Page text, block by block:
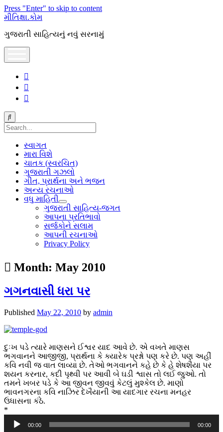
Press "Enter" to skip to content
મીતિક્ષા.કોમ
ગુજરાતી સાહિત્યનું નવું સરનામું
Search
સ્વાગત
મારા વિશે
ચાતક (સ્વરચિત)
ગુજરાતી ગઝલો
ગીત, પ્રાર્થના અને ભજન
અન્ય રચનાઓ
વધુ માહિતી
open
dropdown
menu
ગુજરાતી સાહિત્ય-જગત
આપના પ્રતિભાવો
સર્જકોને સલામ
આપની રચનાઓ
Privacy Policy
Month: May 2010
ગગનવાસી ધરા પર
Published May 22, 2010 by admin
દુઃખ પડે ત્યારે માણસને ઈશ્વર યાદ આવે છે. એ વખતે માણસ
ભગવાનને આજીજી, પ્રાર્થના કે ક્યારેક પ્રશ્નો પણ કરે છે. પણ અહીં
કવિ નવી જ વાત લાવ્યા છે. તેઓ ભગવાનને કહે છે કે હે શેષશૈયા પર
શયન કરનાર, કદી પૃથ્વી પર આવી બે ઘડી શ્વાસ તો લઈ જુઓ. તો
તમને ખબર પડે કે આ જીવન જીવવું કેટલું મુશ્કેલ છે. માણો
ભાવનગરના કવિ નાઝિર દેખૈયાની આ યાદગાર રચના મનહર
ઉધાસના કંઠે.
*
Audio
Player
00:00 00:00